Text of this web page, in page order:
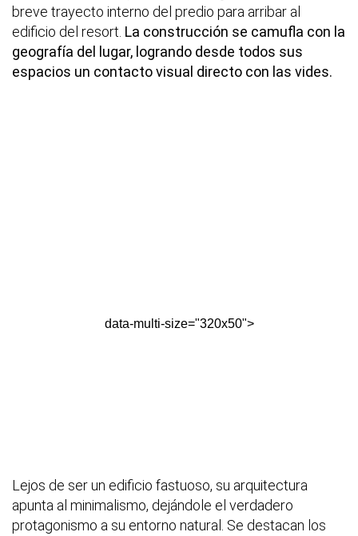
breve trayecto interno del predio para arribar al
edificio del resort. La construcción se camufla con la
geografía del lugar, logrando desde todos sus
espacios un contacto visual directo con las vides.
data-multi-size="320x50">
Lejos de ser un edificio fastuoso, su arquitectura
apunta al minimalismo, dejándole el verdadero
protagonismo a su entorno natural. Se destacan los